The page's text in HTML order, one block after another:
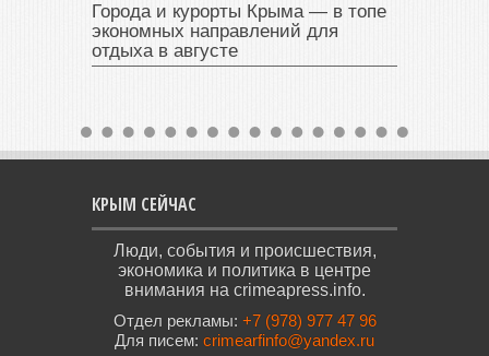
Города и курорты Крыма — в топе
экономных направлений для
отдыха в августе
КРЫМ СЕЙЧАС
Люди, события и происшествия,
экономика и политика в центре
внимания на crimeapress.info.
Отдел рекламы: +7 (978) 977 47 96
Для писем: crimearfinfo@yandex.ru